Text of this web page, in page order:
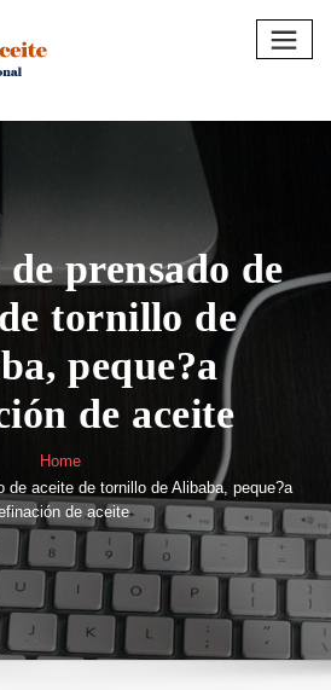
prensado de
tornillo de
peque?a
de aceite
Home
de aceite de tornillo de Alibaba, peque?a
de aceite